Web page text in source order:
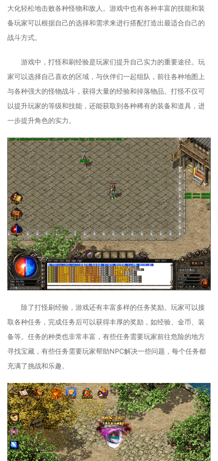
大化轻松地击败各种怪物和敌人。游戏中也有各种丰富的技能和装
备玩家可以根据自己的选择和需求来进行搭配打造出最适合自己的
战斗方式。
游戏中，打怪和刷经验是玩家们提升自己实力的重要途径。玩
家可以选择自己喜欢的区域，与伙伴们一起组队，前往各种地图上
与各种强大的怪物战斗，获得大量的经验和掉落物品。打怪不仅可
以提升玩家的等级和技能，还能获取到各种稀有的装备和道具，进
一步提升角色的实力。
除了打怪刷经验，游戏还有丰富多样的任务奖励。玩家可以接
取各种任务，完成任务后可以获得丰厚的奖励，如经验、金币、装
备等。任务的种类也非常丰富，有些任务需要玩家前往危险的地方
寻找宝藏，有些任务需要玩家帮助NPC解决一些问题，每个任务都
充满了挑战和乐趣。